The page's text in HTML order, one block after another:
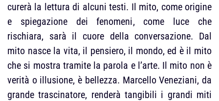
curerà la lettura di alcuni testi. Il mito, come origine
e spiegazione dei fenomeni, come luce che
rischiara, sarà il cuore della conversazione. Dal
mito nasce la vita, il pensiero, il mondo, ed è il mito
che si mostra tramite la parola e l’arte. Il mito non è
verità o illusione, è bellezza. Marcello Veneziani, da
grande trascinatore, renderà tangibili i grandi miti